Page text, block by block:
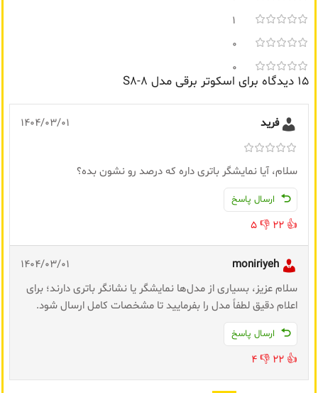
1
0
0
15 دیدگاه برای اسکوتر برقی مدل S8-8
فرید 1404/03/01
سلام، آیا نمایشگر باتری داره که درصد رو نشون بده؟
ارسال پاسخ
👍
22
👎
5
moniriyeh
1404/03/01
سلام عزیز، بسیاری از مدل‌ها نمایشگر یا نشانگر باتری دارند؛ برای
اعلام دقیق لطفاً مدل را بفرمایید تا مشخصات کامل ارسال شود.
ارسال پاسخ
👍
22
👎
4